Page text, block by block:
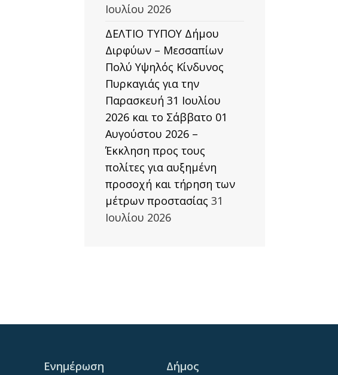
Ιουλίου 2026
ΔΕΛΤΙΟ ΤΥΠΟΥ Δήμου
Διρφύων – Μεσσαπίων
Πολύ Υψηλός Κίνδυνος
Πυρκαγιάς για την
Παρασκευή 31 Ιουλίου
2026 και το Σάββατο 01
Αυγούστου 2026 –
Έκκληση προς τους
πολίτες για αυξημένη
προσοχή και τήρηση των
μέτρων προστασίας 31
Ιουλίου 2026
Ενημέρωση Δήμος